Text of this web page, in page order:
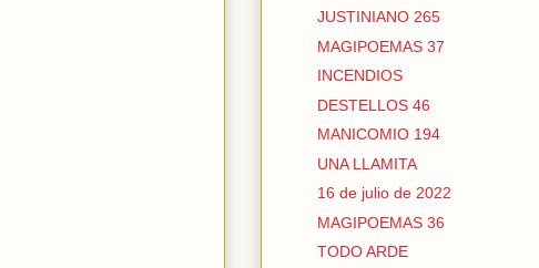
JUSTINIANO 265
MAGIPOEMAS 37
INCENDIOS
DESTELLOS 46
MANICOMIO 194
UNA LLAMITA
16 de julio de 2022
MAGIPOEMAS 36
TODO ARDE